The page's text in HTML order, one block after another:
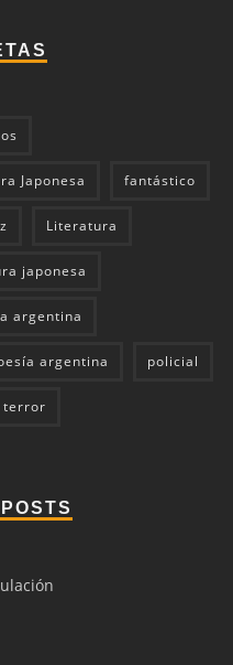
Japonesa fantástico
Literatura
japonesa
argentina
argentina policial
terror